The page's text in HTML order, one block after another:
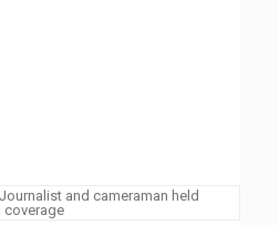
and cameraman held
coverage